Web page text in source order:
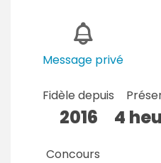
Message privé
Fidèle depuis
2016 4
Concours